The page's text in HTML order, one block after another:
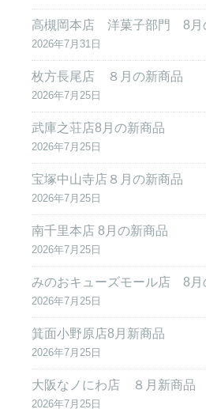
高槻岡本店 洋菓子部門 8月
2026年7月31日
枚方長尾店 ８月の新商品
2026年7月25日
武庫之荘店8月の新商品
2026年7月25日
宝塚中山寺店８月の新商品
2026年7月25日
南千里本店 8月の新商品
2026年7月25日
みのおキューズモール店 8月
2026年7月25日
箕面小野原店8月新商品
2026年7月25日
大阪なノにわ店 ８月新商品
2026年7月25日